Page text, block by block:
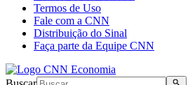
Termos de Uso
Fale com a CNN
Distribuição do Sinal
Faça parte da Equipe CNN